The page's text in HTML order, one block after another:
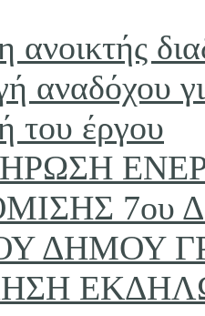
ανοικτής
αναδόχου
του έργου
7ου
ΔΗΜΟΥ